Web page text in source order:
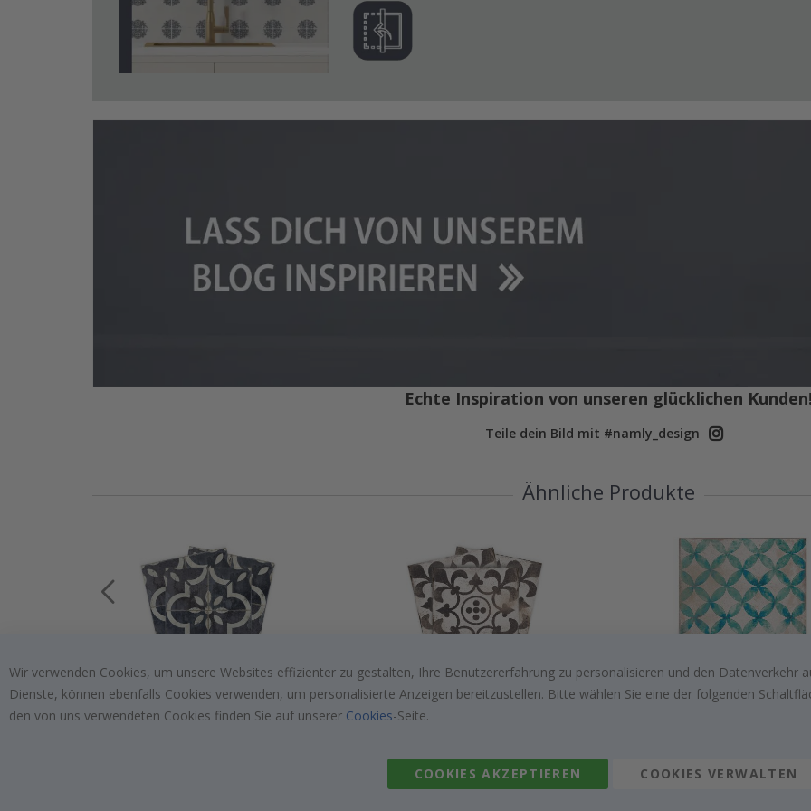
Echte Inspiration von unseren glücklichen
Teile dein Bild mit #namly_design
Ähnliche Produkte
Special
Price
€20,00 Special
Price
€20,00 Special
Price
€20,00
Wir verwenden Cookies, um unsere Websites effizienter zu gestalten, Ihre Benutzererfahrung zu personalisieren und den Datenverkehr
Dienste, können ebenfalls Cookies verwenden, um personalisierte Anzeigen bereitzustellen. Bitte wählen Sie eine der folgenden
den von uns verwendeten Cookies finden Sie auf unserer Cookies-Seite.
COOKIES AKZEPTIEREN COOKIES VERWALTEN